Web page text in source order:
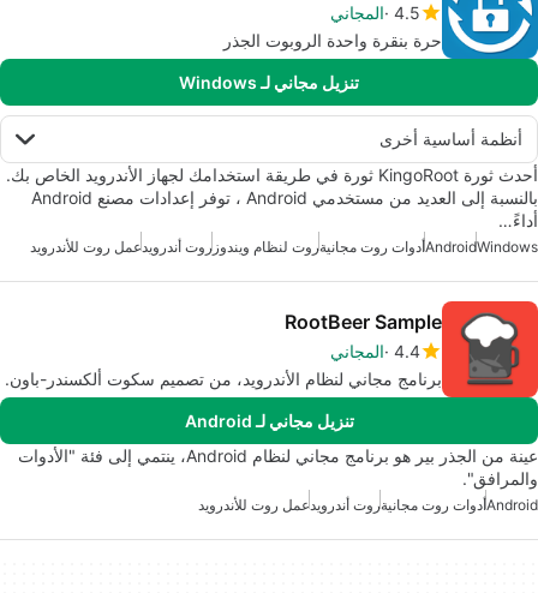
4.5 المجاني
حرة بنقرة واحدة الروبوت الجذر
تنزيل مجاني لـ Windows
أنظمة أساسية أخرى
أحدث ثورة KingoRoot ثورة في طريقة استخدامك لجهاز الأندرويد الخاص بك.
بالنسبة إلى العديد من مستخدمي Android ، توفر إعدادات مصنع Android
أداءً…
Windows
Androidأدوات روت مجانيةروت لنظام ويندوز روت أندرويدعمل روت للأندرويد
RootBeer Sample
4.4 المجاني
برنامج مجاني لنظام الأندرويد، من تصميم سكوت ألكسندر-باون.
تنزيل مجاني لـ Android
عينة من الجذر بير هو برنامج مجاني لنظام Android، ينتمي إلى فئة "الأدوات
والمرافق".
Androidأدوات روت مجانيةروت أندرويدعمل روت للأندرويد